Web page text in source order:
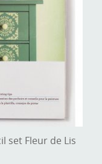
set Fleur de Lis